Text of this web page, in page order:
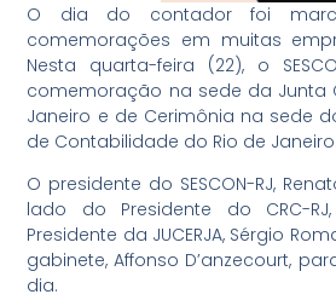
O dia do contador foi
comemorações em muitas
Nesta quarta-feira (22), o
comemoração na sede da Junta
Janeiro e de Cerimônia na sede
de Contabilidade do Rio de Janeiro.
O presidente do SESCON-RJ,
lado do Presidente do CRC-
Presidente da JUCERJA, Sérgio
gabinete, Affonso D’anzecourt,
dia.